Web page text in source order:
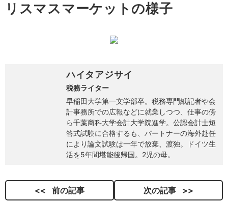
リスマスマーケットの様子
ハイタアジサイ
税務ライター
早稲田大学第一文学部卒。税務専門紙記者や会
計事務所での広報などに就業しつつ、仕事の傍
ら千葉商科大学会計大学院進学。公認会計士短
答式試験に合格するも、パートナーの海外赴任
により論文試験は一年で放棄、渡独。ドイツ生
活を5年間堪能後帰国。2児の母。
前の記事 次の記事